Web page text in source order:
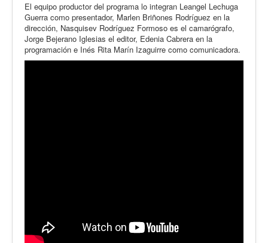
El equipo productor del programa lo integran Leangel Lechuga
Guerra como presentador, Marlen Briñones Rodríguez en la
dirección, Nasquisev Rodríguez Formoso es el camarógrafo,
Jorge Bejerano Iglesias el editor, Edenia Cabrera en la
programación e Inés Rita Marín Izaguirre como comunicadora.